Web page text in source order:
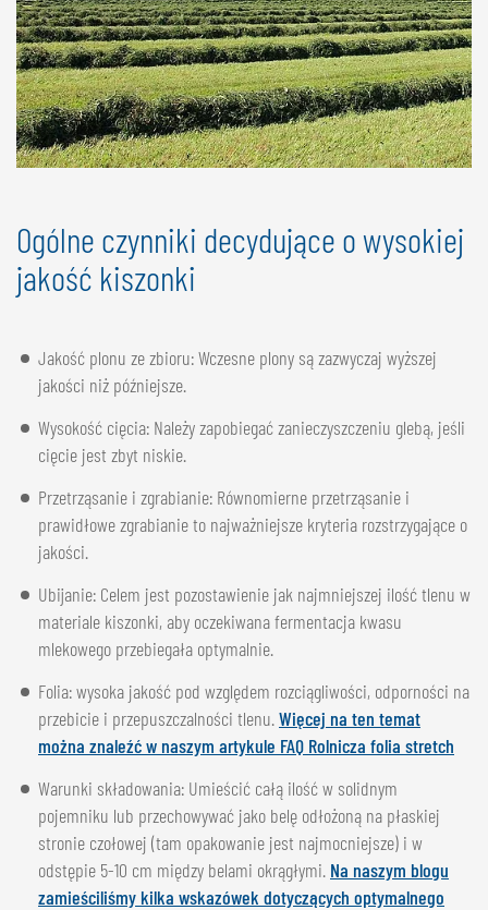
Ogólne czynniki decydujące o wysokiej
jakość kiszonki
Jakość plonu ze zbioru: Wczesne plony są zazwyczaj wyższej
jakości niż późniejsze.
Wysokość cięcia: Należy zapobiegać zanieczyszczeniu glebą, jeśli
cięcie jest zbyt niskie.
Przetrząsanie i zgrabianie: Równomierne przetrząsanie i
prawidłowe zgrabianie to najważniejsze kryteria rozstrzygające o
jakości.
Ubijanie: Celem jest pozostawienie jak najmniejszej ilość tlenu w
materiale kiszonki, aby oczekiwana fermentacja kwasu
mlekowego przebiegała optymalnie.
Folia: wysoka jakość pod względem rozciągliwości, odporności na
przebicie i przepuszczalności tlenu.Więcej na ten temat
można znaleźć w naszym artykule FAQ Rolnicza folia stretch
Warunki składowania: Umieścić całą ilość w solidnym
pojemniku lub przechowywać jako belę odłożoną na płaskiej
stronie czołowej (tam opakowanie jest najmocniejsze) i w
odstępie 5-10 cm między belami okrągłymi. Na naszym blogu
zamieściliśmy kilka wskazówek dotyczących optymalnego